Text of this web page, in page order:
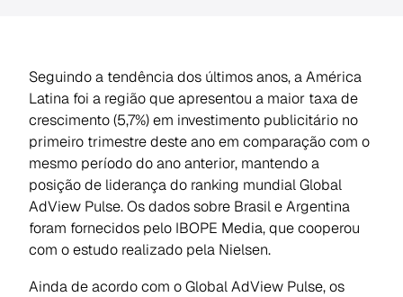
Seguindo a tendência dos últimos anos, a América
Latina foi a região que apresentou a maior taxa de
crescimento (5,7%) em investimento publicitário no
primeiro trimestre deste ano em comparação com o
mesmo período do ano anterior, mantendo a
posição de liderança do ranking mundial Global
AdView Pulse. Os dados sobre Brasil e Argentina
foram fornecidos pelo IBOPE Media, que cooperou
com o estudo realizado pela Nielsen.
Ainda de acordo com o Global AdView Pulse, os